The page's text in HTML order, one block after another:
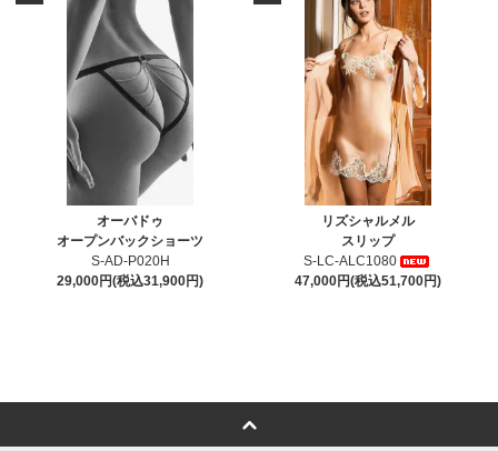
オーバドゥ
オープンバックショーツ
S-AD-P020H
29,000円(税込31,900円)
リズシャルメル
スリップ
S-LC-ALC1080
47,000円(税込51,700円)